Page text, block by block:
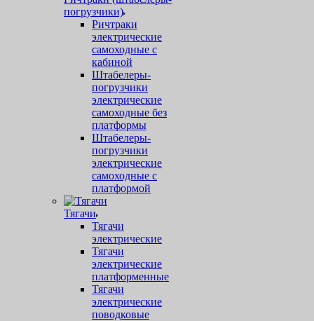
погрузчики)
Ричтраки
электрические
самоходные с
кабиной
Штабелеры-
погрузчики
электрические
самоходные без
платформы
Штабелеры-
погрузчики
электрические
самоходные с
платформой
Тягачи
Тягачи
электрические
Тягачи
электрические
платформенные
Тягачи
электрические
поводковые